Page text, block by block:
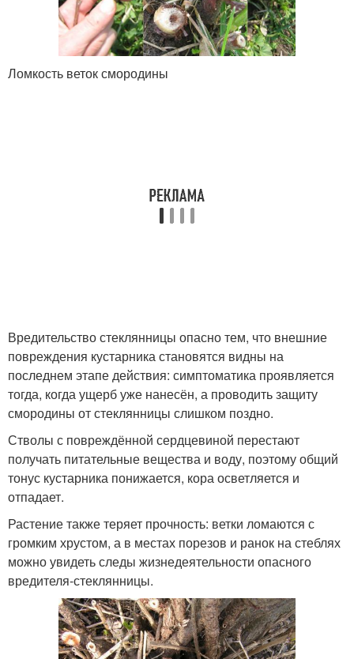
Ломкость веток смородины
Вредительство стеклянницы опасно тем, что внешние
повреждения кустарника становятся видны на
последнем этапе действия: симптоматика проявляется
тогда, когда ущерб уже нанесён, а проводить защиту
смородины от стеклянницы слишком поздно.
Стволы с повреждённой сердцевиной перестают
получать питательные вещества и воду, поэтому общий
тонус кустарника понижается, кора осветляется и
отпадает.
Растение также теряет прочность: ветки ломаются с
громким хрустом, а в местах порезов и ранок на стеблях
можно увидеть следы жизнедеятельности опасного
вредителя-стеклянницы.